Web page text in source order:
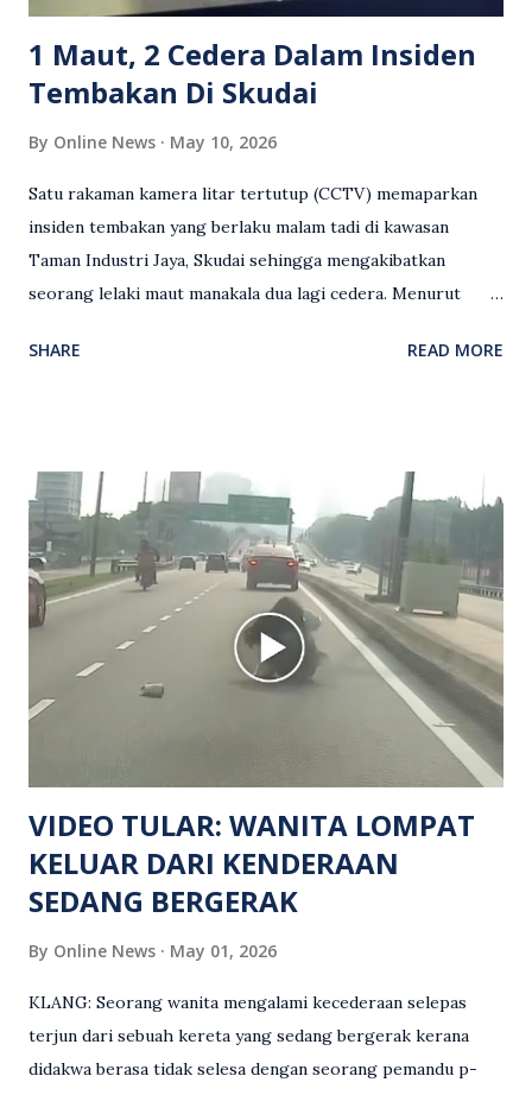
terhadap wanita dipercayai menjadi mangs...
1 Maut, 2 Cedera Dalam Insiden
Tembakan Di Skudai
By Online News May 10, 2026
Satu rakaman kamera litar tertutup (CCTV) memaparkan
insiden tembakan yang berlaku malam tadi di kawasan
Taman Industri Jaya, Skudai sehingga mengakibatkan
seorang lelaki maut manakala dua lagi cedera. Menurut
kejadian berlaku sekitar jam 11 malam dan pihak polis
hiburan di kawasan berkenaan. Seorang mangsa disahkan
meninggal dunia di lokasi kejadian akibat terkena tembakan,
manakala seorang lagi mangsa mengalami kecederaan.
Turut dipercayai terdapat seorang lagi individu cedera
namun identitinya masih belum dikenal pasti selepas dibawa
keluar dari lokasi oleh kenalannya. Polis kini sedang giat
mengesan dua suspek yang masih bebas bagi membantu
siasatan lanjut. Kes disiasat mengikut Seksyen 302 Kanun
Keseksaan kerana membunuh. Orang ramai yang mempunyai
maklumat diminta t...
SHARE READ MORE
VIDEO TULAR: WANITA LOMPAT
KELUAR DARI KENDERAAN
SEDANG BERGERAK
By Online News May 01, 2026
KLANG: Seorang wanita mengalami kecederaan selepas
terjun dari sebuah kereta yang sedang bergerak kerana
didakwa berasa tidak selesa dengan seorang pemandu p-